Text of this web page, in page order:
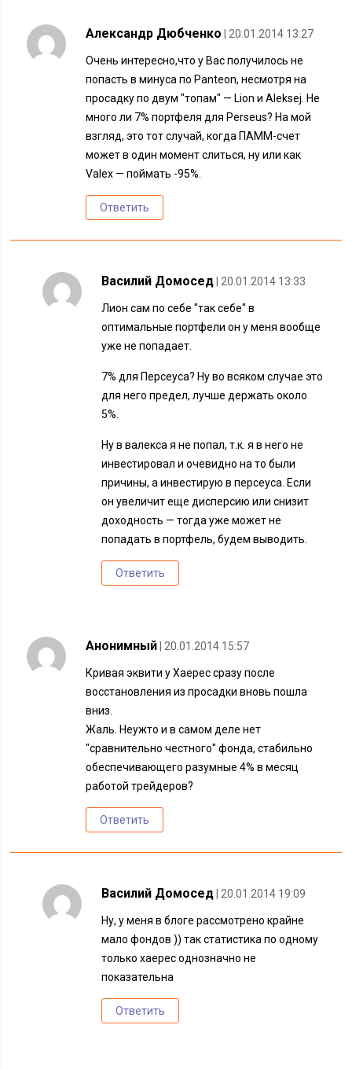
Александр Дюбченко | 20.01.2014 13:27
Очень интересно,что у Вас получилось не
попасть в минуса по Panteon, несмотря на
просадку по двум "топам" — Lion и Aleksej. Не
много ли 7% портфеля для Perseus? На мой
взгляд, это тот случай, когда ПАММ-счет
может в один момент слиться, ну или как
Valex — поймать -95%.
Ответить
Василий Домосед | 20.01.2014 13:33
Лион сам по себе "так себе" в
оптимальные портфели он у меня вообще
уже не попадает.
7% для Персеуса? Ну во всяком случае это
для него предел, лучше держать около
5%.
Ну в валекса я не попал, т.к. я в него не
инвестировал и очевидно на то были
причины, а инвестирую в персеуса. Если
он увеличит еще дисперсию или снизит
доходность — тогда уже может не
попадать в портфель, будем выводить.
Ответить
Анонимный | 20.01.2014 15:57
Кривая эквити у Хаерес сразу после
восстановления из просадки вновь пошла
вниз.
Жаль. Неужто и в самом деле нет
"сравнительно честного" фонда, стабильно
обеспечивающего разумные 4% в месяц
работой трейдеров?
Ответить
Василий Домосед | 20.01.2014 19:09
Ну, у меня в блоге рассмотрено крайне
мало фондов )) так статистика по одному
только хаерес однозначно не
показательна
Ответить